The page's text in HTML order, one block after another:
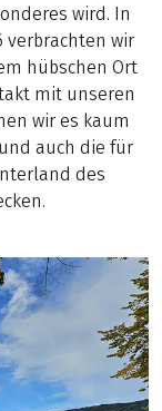
wird. In
verbrachten wir
hübschen Ort
mit unseren
wir es kaum
auch die für
des